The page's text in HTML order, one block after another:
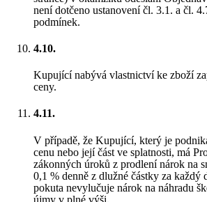
není dotčeno ustanovení čl. 3.1. a čl.
podmínek.
4.10.
Kupující nabývá vlastnictví ke zboží
ceny.
4.11.
V případě, že Kupující, který je
cenu nebo její část ve splatnosti, má
zákonných úroků z prodlení nárok na
0,1 % denně z dlužné částky za každý
pokuta nevylučuje nárok na náhradu
újmy v plné výši.